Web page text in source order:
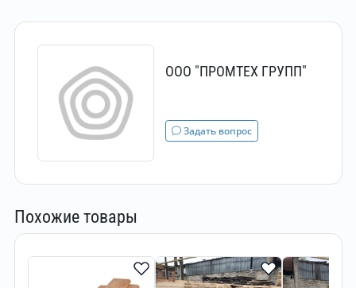
ООО "ПРОМТЕХ ГРУПП"
Задать вопрос
Похожие товары